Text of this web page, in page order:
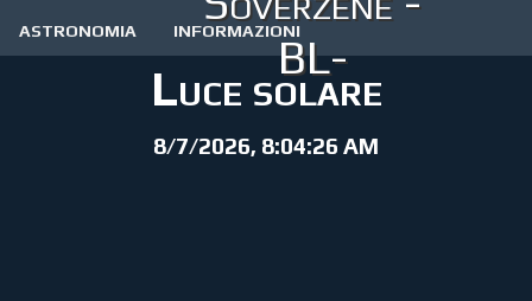
BL-
ASTRONOMIA INFORMAZIONI
Luce solare
8/7/2026, 8:04:26 AM